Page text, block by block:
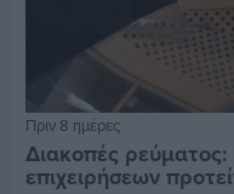
Πριν 8 ημέρες
Διακοπές
επιχειρήσεων